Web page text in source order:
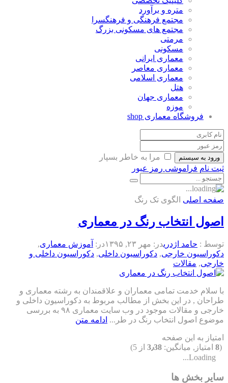
متره و برآورد
مجتمع فرهنگی و فرهنگسرا
مجتمع های مسکونی بزرگ
مرمتی
مسکونی
معماری ایرانی
معماری معاصر
معماری اسلامی
هتل
معماری جهان
موزه
فروشگاه معماری shop
ورود به سیستم
مرا به خاطر بسپار
ثبت نام فراموشی رمز عبور
صفحه اصلی الگوی تک رنگ
اصول انتخاب رنگ در معماری
توسط : حامد اژدریدر: مهر ۲۳, ۱۳۹۵ در: آموزش معماری,
دکوراسیون خارجی, دکوراسیون داخلی, دکوراسیون داخلی و
خارجی, مقالات
با سلام خدمت تمامی معماران و علاقمندان به رشته معماری و
طراحان , در این بخش از مطالب مربوط به دکوراسیون داخلی و
خارجی و مقالات موجود در وب سایت معماری ۹۸ به بررسی
موضوع اصول انتخاب رنگ در طر... ادامه متن
امتیاز به این صفحه
(
8 امتیاز, میانگین: 3٫38 از 5)
Loading...
سایر بخش ها